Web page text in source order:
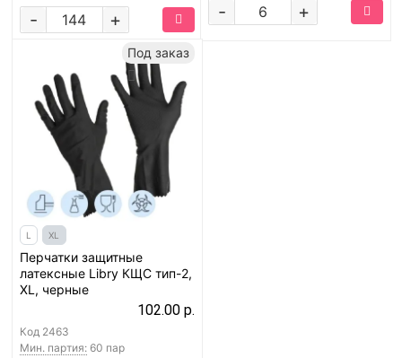
+
- +
-
Под заказ
L XL
Перчатки защитные
латексные Libry КЩС тип-2,
XL, черные
102.00 р.
Код 2463
Мин. партия: 60 пар